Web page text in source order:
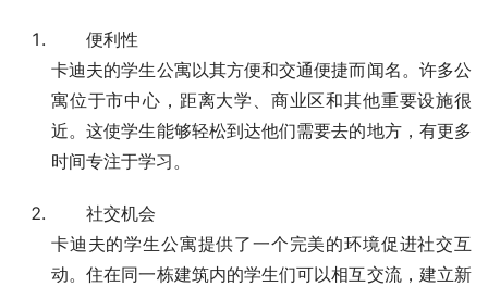
便利性
卡迪夫的学生公寓以其方便和交通便捷而闻名。许多公
寓位于市中心，距离大学、商业区和其他重要设施很
近。这使学生能够轻松到达他们需要去的地方，有更多
时间专注于学习。
社交机会
卡迪夫的学生公寓提供了一个完美的环境促进社交互
动。住在同一栋建筑内的学生们可以相互交流，建立新